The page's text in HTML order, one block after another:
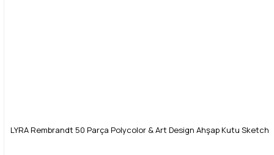
LYRA Rembrandt 50 Parça Polycolor & Art Design Ahşap Kutu Sketch